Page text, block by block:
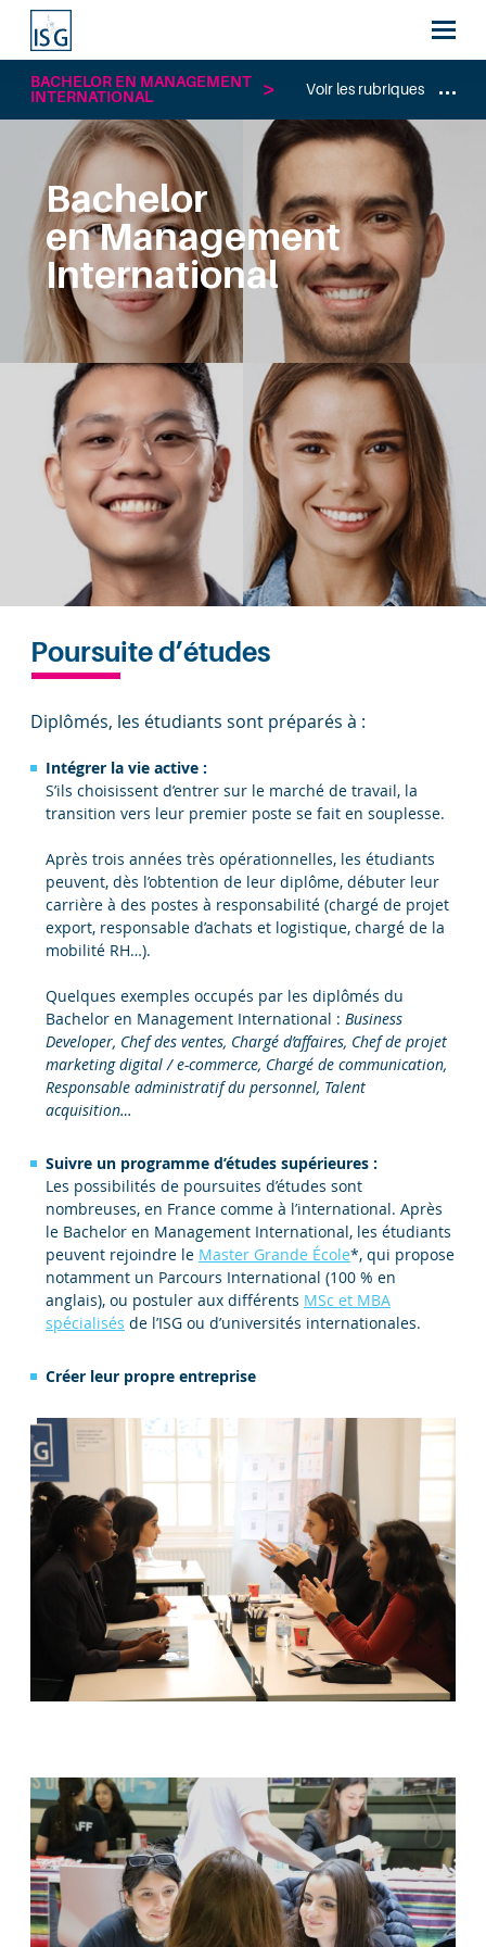
Bachelor
en Management
International
BACHELOR EN MANAGEMENT
INTERNATIONAL
Voir les rubriques
Poursuite d’études
Diplômés, les étudiants sont préparés à :
Intégrer la vie active :
S’ils choisissent d’entrer sur le marché de travail, la
transition vers leur premier poste se fait en souplesse.
Après trois années très opérationnelles, les étudiants
peuvent, dès l’obtention de leur diplôme, débuter leur
carrière à des postes à responsabilité (chargé de projet
export, responsable d’achats et logistique, chargé de la
mobilité RH…).
Quelques exemples occupés par les diplômés du
Bachelor en Management International : Business
Developer, Chef des ventes, Chargé d’affaires, Chef de projet
marketing digital / e-commerce, Chargé de communication,
Responsable administratif du personnel, Talent
acquisition…
Suivre un programme d’études supérieures :
Les possibilités de poursuites d’études sont
nombreuses, en France comme à l’international. Après
le Bachelor en Management International, les étudiants
peuvent rejoindre le Master Grande École*, qui propose
notamment un Parcours International (100 % en
anglais), ou postuler aux différents MSc et MBA
spécialisés de l’ISG ou d’universités internationales.
Créer leur propre entreprise